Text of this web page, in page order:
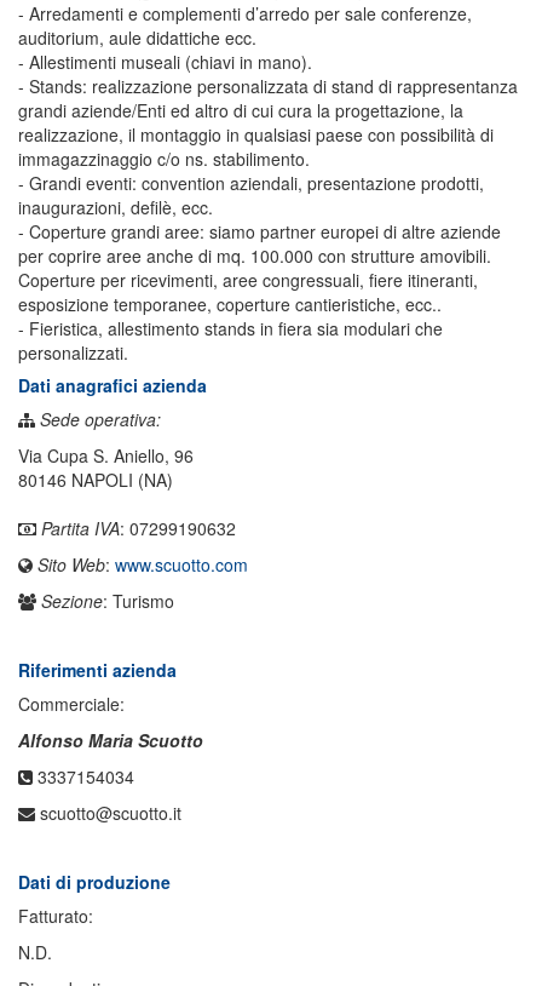
- Arredamenti e complementi d’arredo per sale conferenze,
auditorium, aule didattiche ecc.
- Allestimenti museali (chiavi in mano).
- Stands: realizzazione personalizzata di stand di rappresentanza
grandi aziende/Enti ed altro di cui cura la progettazione, la
realizzazione, il montaggio in qualsiasi paese con possibilità di
immagazzinaggio c/o ns. stabilimento.
- Grandi eventi: convention aziendali, presentazione prodotti,
inaugurazioni, defilè, ecc.
- Coperture grandi aree: siamo partner europei di altre aziende
per coprire aree anche di mq. 100.000 con strutture amovibili.
Coperture per ricevimenti, aree congressuali, fiere itineranti,
esposizione temporanee, coperture cantieristiche, ecc..
- Fieristica, allestimento stands in fiera sia modulari che
personalizzati.
Dati anagrafici azienda
Sede operativa:
Via Cupa S. Aniello, 96
80146 NAPOLI (NA)
Partita IVA: 07299190632
Sito Web: www.scuotto.com
Sezione: Turismo
Riferimenti azienda
Commerciale:
Alfonso Maria Scuotto
3337154034
scuotto@scuotto.it
Dati di produzione
Fatturato:
N.D.